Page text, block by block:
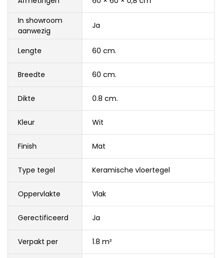
In showroom
aanwezig
Ja
Lengte 60 cm.
Breedte 60 cm.
Dikte 0.8 cm.
Kleur Wit
Finish Mat
Type tegel Keramische vloertegel
Oppervlakte Vlak
Gerectificeerd Ja
Verpakt per 1.8 m²